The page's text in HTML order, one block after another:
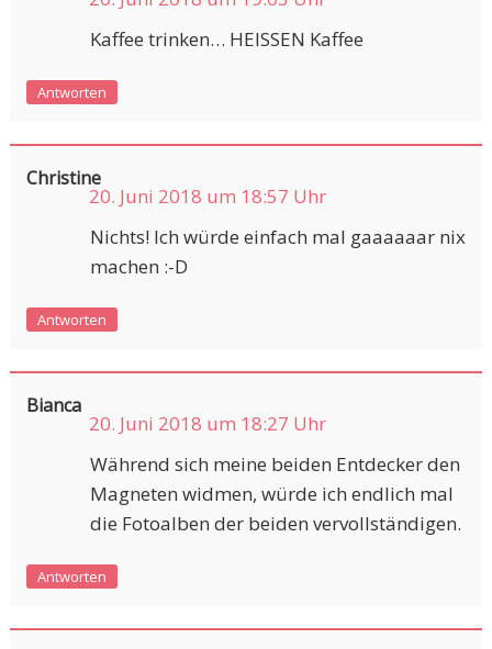
Kaffee trinken… HEISSEN Kaffee
Antworten
Christine
20. Juni 2018 um 18:57 Uhr
Nichts! Ich würde einfach mal gaaaaaar nix
machen :-D
Antworten
Bianca
20. Juni 2018 um 18:27 Uhr
Während sich meine beiden Entdecker den
Magneten widmen, würde ich endlich mal
die Fotoalben der beiden vervollständigen.
Antworten